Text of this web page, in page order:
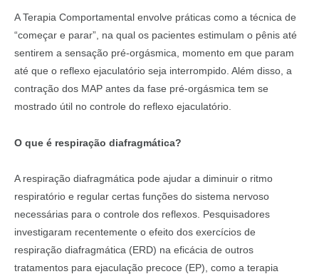
A Terapia Comportamental envolve práticas como a técnica de
“começar e parar”, na qual os pacientes estimulam o pênis até
sentirem a sensação pré-orgásmica, momento em que param
até que o reflexo ejaculatório seja interrompido. Além disso, a
contração dos MAP antes da fase pré-orgásmica tem se
mostrado útil no controle do reflexo ejaculatório.
O que é respiração diafragmática?
A respiração diafragmática pode ajudar a diminuir o ritmo
respiratório e regular certas funções do sistema nervoso
necessárias para o controle dos reflexos. Pesquisadores
investigaram recentemente o efeito dos exercícios de
respiração diafragmática (ERD) na eficácia de outros
tratamentos para ejaculação precoce (EP), como a terapia